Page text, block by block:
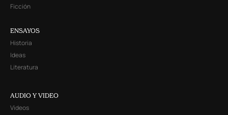
Ficción
ENSAYOS
Historia
Ideas
Literatura
AUDIO Y VIDEO
Videos